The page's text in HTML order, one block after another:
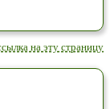
на эту страницу